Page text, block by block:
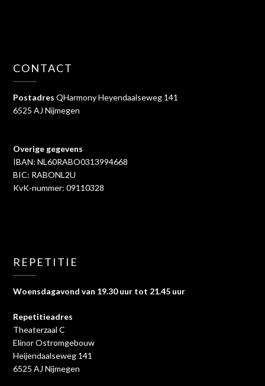
CONTACT
Postadres QHarmony Heyendaalseweg 141
6525 AJ Nijmegen
Overige gegevens
IBAN: NL60RABO0313994668
BIC: RABONL2U
KvK-nummer: 09110328
REPETITIE
Woensdagavond van 19.30 uur tot 21.45 uur
Repetitieadres
Theaterzaal C
Elinor Ostromgebouw
Heijendaalseweg 141
6525 AJ Nijmegen